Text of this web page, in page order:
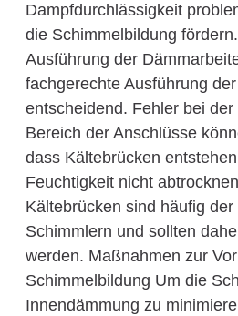
Dampfdurchlässigkeit
die Schimmelbildung
Ausführung der
fachgerechte Ausführung
entscheidend. Fehler bei
Bereich der Anschlüsse
dass Kältebrücken
Feuchtigkeit nicht
Kältebrücken sind häufig
Schimmlern und sollten
werden. Maßnahmen zur
Schimmelbildung Um die
Innendämmung zu